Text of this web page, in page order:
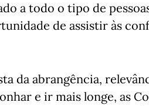
a todo o tipo de
de assistir às
da abrangência,
e ir mais longe, as